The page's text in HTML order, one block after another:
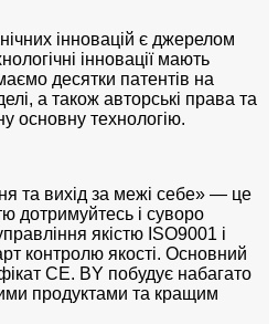
інновацій є джерелом
інновації мають
десятки патентів на
а також авторські права та
основну технологію.
та вихід за межі себе» — це
дотримуйтесь і суворо
якістю ISO9001 і
контролю якості. Основний
CE. BY побудує набагато
продуктами та кращим